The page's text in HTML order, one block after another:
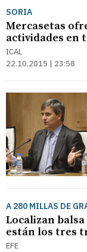
SORIA
Mercasetas
actividades en
ICAL
22.10.2015 | 23:58
A 280 MILLAS DE
Localizan
están los tres
EFE